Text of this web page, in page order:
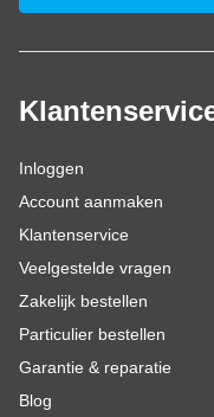
Inloggen
Account aanmaken
Klantenservice
Veelgestelde vragen
Zakelijk bestellen
Particulier bestellen
Garantie & reparatie
Blog